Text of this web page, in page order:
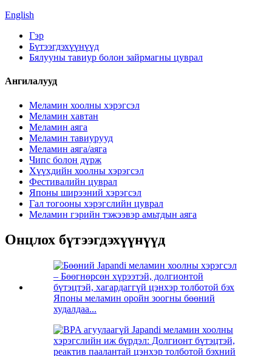
English
Гэр
Бүтээгдэхүүнүүд
Бялууны тавиур болон зайрмагны цуврал
Ангилалууд
Меламин хоолны хэрэгсэл
Меламин хавтан
Меламин аяга
Меламин тавиурууд
Меламин аяга/аяга
Чипс болон дүрж
Хүүхдийн хоолны хэрэгсэл
Фестивалийн цуврал
Японы ширээний хэрэгсэл
Гал тогооны хэрэгслийн цуврал
Меламин гэрийн тэжээвэр амьтдын аяга
Онцлох бүтээгдэхүүнүүд
Японы меламин оройн зоогны бөөний
худалдаа...